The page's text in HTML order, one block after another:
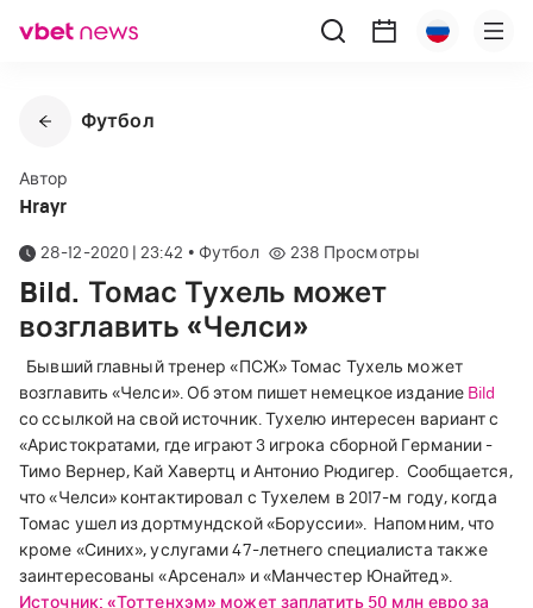
Футбол
Автор
Hrayr
28-12-2020 | 23:42 • Футбол 238 Просмотры
Bild. Томас Тухель может
возглавить «Челси»
Бывший главный тренер «ПСЖ» Томас Тухель может
возглавить «Челси». Об этом пишет немецкое издание Bild
со ссылкой на свой источник.Тухелю интересен вариант с
«Аристократами, где играют 3 игрока сборной Германии -
Тимо Вернер, Кай Хавертц и Антонио Рюдигер. Сообщается,
что «Челси» контактировал с Тухелем в 2017-м году, когда
Томас ушел из дортмундской «Боруссии». Напомним, что
кроме «Синих», услугами 47-летнего специалиста также
заинтересованы «Арсенал» и «Манчестер Юнайтед».
Источник: «Тоттенхэм» может заплатить 50 млн евро за